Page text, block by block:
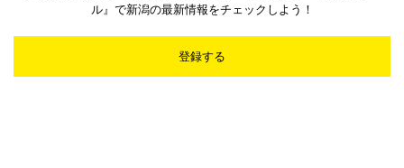
ル』で新潟の最新情報をチェックしよう！
登録する